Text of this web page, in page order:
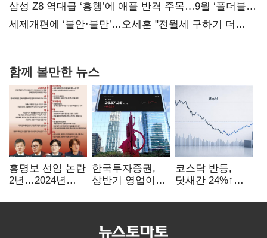
보내
삼성 Z8 역대급 ‘흥행’에 애플 반격 주목…9월 ‘폴더블
대전’
세제개편에 ‘불안·불만’…오세훈 "전월세 구하기 더
함께 볼만한 뉴스
홍명보 선임 논란
2년…2024년
압색까지
한국투자증권,
상반기 영업이익
전년비 89.1%↑
코스닥 반등,
닷새간 24%↑…
언제